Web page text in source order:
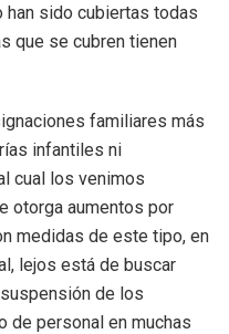
han sido cubiertas todas
que se cubren tienen
familiares más
infantiles ni
cual los venimos
otorga aumentos por
medidas de este tipo, en
lejos está de buscar
de los
de personal en muchas